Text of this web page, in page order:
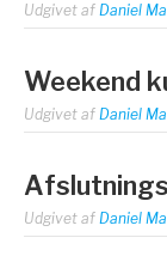
Udgivet af Daniel
Weekend
Udgivet af Daniel
Udgivet af Daniel